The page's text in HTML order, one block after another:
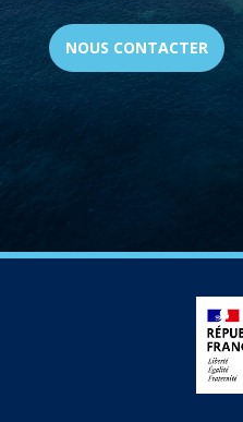
NOUS CONTACTER